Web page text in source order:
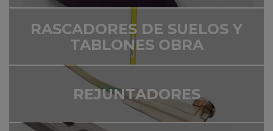
RASCADORES DE SUELOS Y
TABLONES OBRA
REJUNTADORES